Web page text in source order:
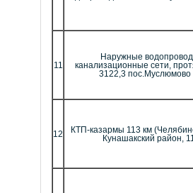
11
Наружные
канализационные сети,
3122,3 пос.Муслюмово
12
КТП-казармы 113 км
Кунашакский район,